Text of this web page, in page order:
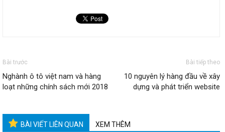
Bài trước
Nghành ô tô việt nam và hàng
loạt những chính sách mới 2018
Bài tiếp theo
10 nguyên lý hàng đầu về xây
dựng và phát triển website
BÀI VIẾT LIÊN QUAN XEM THÊM